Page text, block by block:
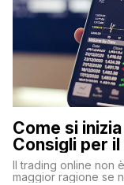
Come si
Consigli per
Il trading online non
maggior ragione se